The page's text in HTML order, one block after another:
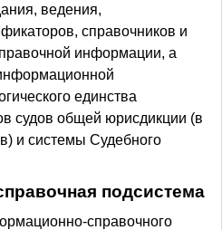
ведения,
справочников и
информации, а
единства
судов общей юрисдикции (в
и системы Судебного
подсистема
справочного